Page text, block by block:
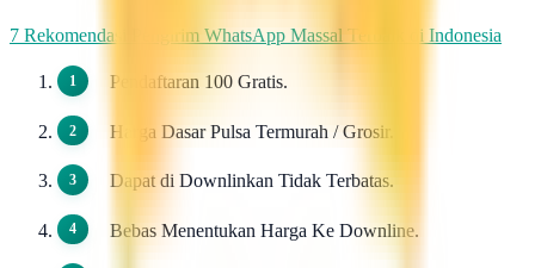
7 Rekomendasi Pengirim WhatsApp Massal Terbaik di Indonesia
Pendaftaran 100 Gratis.
Harga Dasar Pulsa Termurah / Grosir.
Dapat di Downlinkan Tidak Terbatas.
Bebas Menentukan Harga Ke Downline.